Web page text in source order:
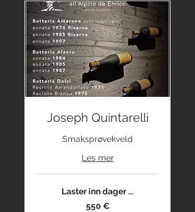
Joseph Quintarelli
Smaksprøvekveld
Les mer
Laster inn dager ...
550 €